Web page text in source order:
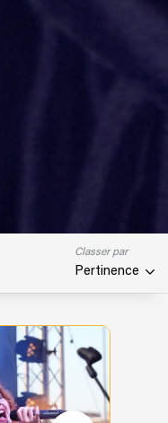
Classer par
Pertinence